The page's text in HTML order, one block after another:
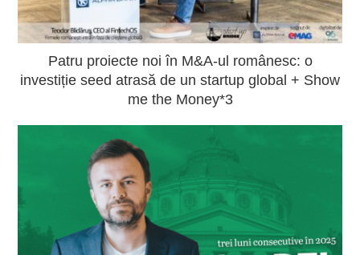
Patru proiecte noi în M&A-ul românesc: o
investiție seed atrasă de un startup global + Show
me the Money*3